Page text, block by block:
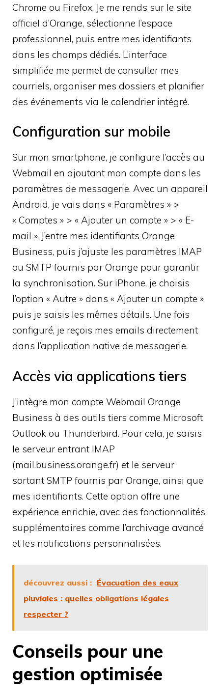
Chrome ou Firefox. Je me rends sur le site
officiel d’Orange, sélectionne l’espace
professionnel, puis entre mes identifiants
dans les champs dédiés. L’interface
simplifiée me permet de consulter mes
courriels, organiser mes dossiers et planifier
des événements via le calendrier intégré.
Configuration sur mobile
Sur mon smartphone, je configure l’accès au
Webmail en ajoutant mon compte dans les
paramètres de messagerie. Avec un appareil
Android, je vais dans « Paramètres » >
« Comptes » > « Ajouter un compte » > « E-
mail ». J’entre mes identifiants Orange
Business, puis j’ajuste les paramètres IMAP
ou SMTP fournis par Orange pour garantir
la synchronisation. Sur iPhone, je choisis
l’option « Autre » dans « Ajouter un compte »,
puis je saisis les mêmes détails. Une fois
configuré, je reçois mes emails directement
dans l’application native de messagerie.
Accès via applications tiers
J’intègre mon compte Webmail Orange
Business à des outils tiers comme Microsoft
Outlook ou Thunderbird. Pour cela, je saisis
le serveur entrant IMAP
(mail.business.orange.fr) et le serveur
sortant SMTP fournis par Orange, ainsi que
mes identifiants. Cette option offre une
expérience enrichie, avec des fonctionnalités
supplémentaires comme l’archivage avancé
et les notifications personnalisées.
découvrez aussi : Évacuation des eaux
pluviales : quelles obligations légales
respecter ?
Conseils pour une
gestion optimisée